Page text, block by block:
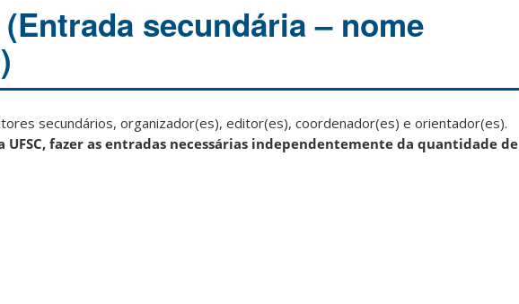
secundária – nome
secundários, organizador(es), editor(es), coordenador(es) e orientador(es).
UFSC, fazer as entradas necessárias independentemente da quantidade de